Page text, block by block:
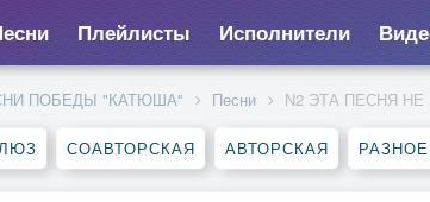
Плейлисты Исполнители
ПОБЕДЫ "КАТЮША" Песни N2 ЭТА ПЕСНЯ
СОАВТОРСКАЯ АВТОРСКАЯ РАЗНОЕ